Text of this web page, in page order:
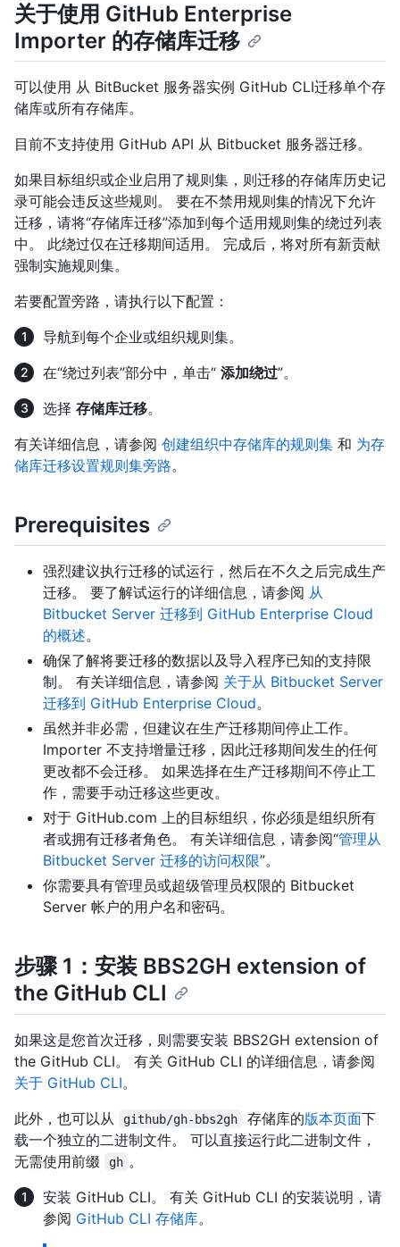
关于使用 GitHub Enterprise
Importer 的存储库迁移
可以使用 从 BitBucket 服务器实例 GitHub CLI迁移单个存
储库或所有存储库。
目前不支持使用 GitHub API 从 Bitbucket 服务器迁移。
如果目标组织或企业启用了规则集，则迁移的存储库历史记
录可能会违反这些规则。 要在不禁用规则集的情况下允许
迁移，请将“存储库迁移”添加到每个适用规则集的绕过列表
中。 此绕过仅在迁移期间适用。 完成后，将对所有新贡献
强制实施规则集。
若要配置旁路，请执行以下配置：
导航到每个企业或组织规则集。
在“绕过列表”部分中，单击“ 添加绕过”。
选择 存储库迁移。
有关详细信息，请参阅 创建组织中存储库的规则集 和 为存
储库迁移设置规则集旁路。
Prerequisites
强烈建议执行迁移的试运行，然后在不久之后完成生产
迁移。 要了解试运行的详细信息，请参阅 从
Bitbucket Server 迁移到 GitHub Enterprise Cloud
的概述。
确保了解将要迁移的数据以及导入程序已知的支持限
制。 有关详细信息，请参阅 关于从 Bitbucket Server
迁移到 GitHub Enterprise Cloud。
虽然并非必需，但建议在生产迁移期间停止工作。
Importer 不支持增量迁移，因此迁移期间发生的任何
更改都不会迁移。 如果选择在生产迁移期间不停止工
作，需要手动迁移这些更改。
对于 GitHub.com 上的目标组织，你必须是组织所有
者或拥有迁移者角色。 有关详细信息，请参阅“管理从
Bitbucket Server 迁移的访问权限”。
你需要具有管理员或超级管理员权限的 Bitbucket
Server 帐户的用户名和密码。
步骤 1：安装 BBS2GH extension of
the GitHub CLI
如果这是您首次迁移，则需要安装 BBS2GH extension of
the GitHub CLI。 有关 GitHub CLI 的详细信息，请参阅
关于 GitHub CLI。
此外，也可以从
github/gh-bbs2gh 存储库的版本页面下
载一个独立的二进制文件。 可以直接运行此二进制文件，
无需使用前缀
gh 。
安装 GitHub CLI。 有关 GitHub CLI 的安装说明，请
参阅 GitHub CLI 存储库。